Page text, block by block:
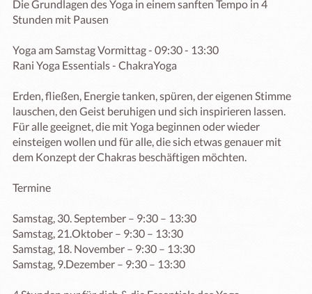
Die Grundlagen des Yoga in einem sanften Tempo in 4
Stunden mit Pausen
Yoga am Samstag Vormittag - 09:30 - 13:30
Rani Yoga Essentials - ChakraYoga
Erden, fließen, Energie tanken, spüren, der eigenen Stimme
lauschen, den Geist beruhigen und sich inspirieren lassen.
Für alle geeignet, die mit Yoga beginnen oder wieder
einsteigen wollen und für alle, die sich etwas genauer mit
dem Konzept der Chakras beschäftigen möchten.
Termine
Samstag, 30. September – 9:30 – 13:30
Samstag, 21.Oktober – 9:30 – 13:30
Samstag, 18. November – 9:30 – 13:30
Samstag, 9.Dezember – 9:30 – 13:30